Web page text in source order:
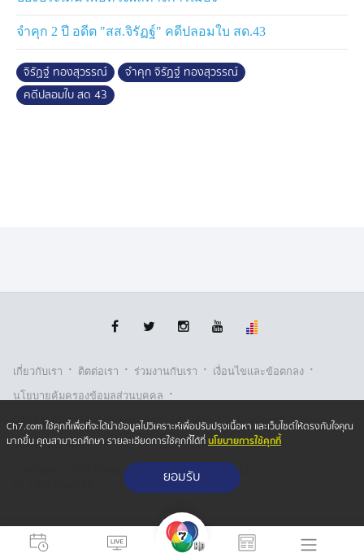
ก่อนที่ นายจิรัฏฐ์ จะออกมาโพสต์ข้อความที่เพิ่มเติมจากการ
ให้สัมภาษณ์ ว่า ที่มาของเอกสารดังกล่าว ได้รับมาจากสัสดี
ในสถานที่และเวลาราชการ และตลอด 13 ปี ไม่เคยถูก
กองทัพแจ้งความดำเนินคดี ข้อหาหนีทหาร อีกทั้งลายเซ็น
ถือว่าปลอมหมด โดยไม่ฟังข้อเท็จจริงอื่นเลย
พร้อมกับตั้งข้อสังเกตว่าเอกสารหลักฐานที่ใช้เป็นหลักฐาน
อื่นที่ได้จากการไปออกรายการรายการหนึ่ง ซึ่งจากข้อ
สังเกต นายจิรัฏฐ์ เชื่อว่า ตัวเองถูกกลั่นแกล้ง
จำคุก 2 ปี อดีต "สส.จิรัฏฐ์" คดีปลอมใบ สด.43
จิรัฏฐ์ ทองสุวรรณ์
จำคุก จิรัฏฐ์ ทองสุวรรณ์
คดีปลอมใบ สด 43
เกี่ยวกับเรา · ติตต่อเรา · ร่วมงานกับเรา · เงื่อนไขและข้อตกลง ·
นโยบายคุ้มครองข้อมูลส่วนบุคคล ·
นโยบายคุ้มครองข้อมูลส่วนบุคคล (ออนไลน์) · นโยบายคุกกี้ ·
รับเรื่องร้องเรียน
Copyright © 2026 Bangkok Broadcasting & T.V. Co.,Ltd.
Ch7.com ใช้คุกกี้เพื่อที่จะได้นำข้อมูลไปวิเคราะห์เพื่อปรับปรุงเนื้อหา และเว็บไซต์ให้ตรงกับใจคุณ
มากขึ้น คุณสามารถศึกษา รายละเอียดการใช้คุกกี้ได้ที่นโยบายการใช้คุกกี้
ยอมรับ